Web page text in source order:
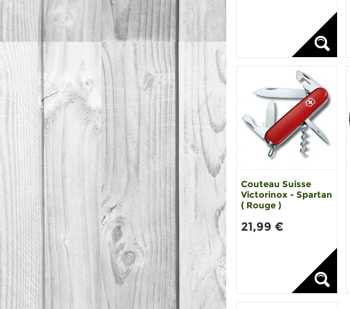
Couteau Suisse
Victorinox - Spartan
( Rouge )
21,99 €